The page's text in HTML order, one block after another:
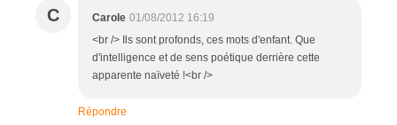
C Carole 01/08/2012 16:19
<br /> Ils sont profonds, ces mots d'enfant. Que
d'intelligence et de sens poétique derrière cette
apparente naïveté !<br />
Répondre